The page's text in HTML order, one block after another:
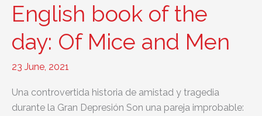
The
Pearl
English book of the
day: Of Mice and Men
23 June, 2021
Una controvertida historia de amistad y tragedia
durante la Gran Depresión Son una pareja improbable: